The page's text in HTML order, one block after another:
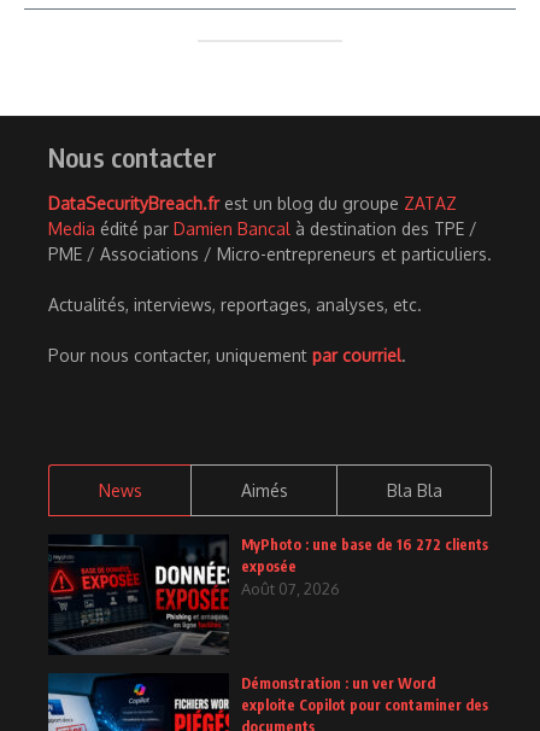
Nous contacter
DataSecurityBreach.frest un blog du groupe ZATAZ
Media édité par Damien Bancal à destination des TPE /
PME / Associations / Micro-entrepreneurs et particuliers.
Actualités, interviews, reportages, analyses, etc.
Pour nous contacter, uniquement par courriel.
News Aimés Bla Bla
MyPhoto : une base de 16 272 clients
exposée
Août 07, 2026
Démonstration : un ver Word
exploite Copilot pour contaminer des
documents